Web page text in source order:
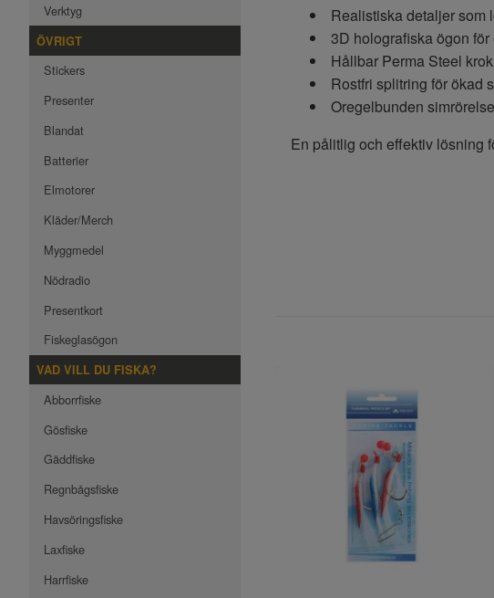
Verktyg
ÖVRIGT
Stickers
Presenter
Blandat
Batterier
Elmotorer
Kläder/Merch
Myggmedel
Nödradio
Presentkort
Fiskeglasögon
VAD VILL DU FISKA?
Abborrfiske
Gösfiske
Gäddfiske
Regnbågsfiske
Havsöringsfiske
Laxfiske
Harrfiske
Realistiska detaljer som
3D holografiska ögon
Hållbar Perma Steel krok
Rostfri splitring för ökad
Oregelbunden
En pålitlig och effektiv lösning